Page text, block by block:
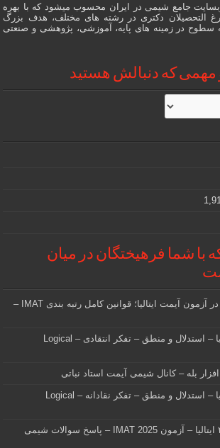
جامع شیمی در ایران محسوب میشود که با بهره
التحصیلان دکتری در رشته های مختلف، هدف بزرگ
در زمینه های پایه، آموزشی، پژوهشی و صنعتی
که دنبالش هستید
با شما فرهیختگان در میان
نحوه رتبه بندی داوطلبان در آزمون آیمت ایتالیا؛ قوانین کامل رتبه بندی IMAT –
نمونه سوالات آیمت ایتالیا – استدلال و منطق – تفکر انتقادی – Logical
افزار بله – کانال شیمی آیمت استاد نباتی
نمونه سوالات آیمت ایتالیا – استدلال و منطق – تفکر نقادانه – Logical
پاسخ سوالات آیمت ۲۰۲۵ ایتالیا – آزمون IMAT 2025 – پاسخ سوالات شیمی